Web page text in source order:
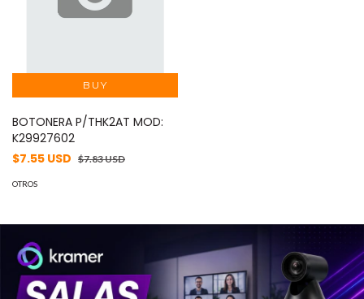
BOTONERA P/THK2AT MOD:
K29927602
$7.55 USD $7.83 USD
OTROS